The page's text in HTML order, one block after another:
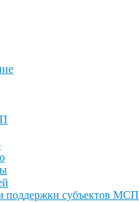
субъектов МСП